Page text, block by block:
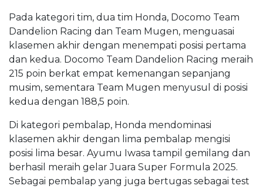
Pada kategori tim, dua tim Honda, Docomo Team
Dandelion Racing dan Team Mugen, menguasai
klasemen akhir dengan menempati posisi pertama
dan kedua. Docomo Team Dandelion Racing meraih
215 poin berkat empat kemenangan sepanjang
musim, sementara Team Mugen menyusul di posisi
kedua dengan 188,5 poin.
Di kategori pembalap, Honda mendominasi
klasemen akhir dengan lima pembalap mengisi
posisi lima besar. Ayumu Iwasa tampil gemilang dan
berhasil meraih gelar Juara Super Formula 2025.
Sebagai pembalap yang juga bertugas sebagai test